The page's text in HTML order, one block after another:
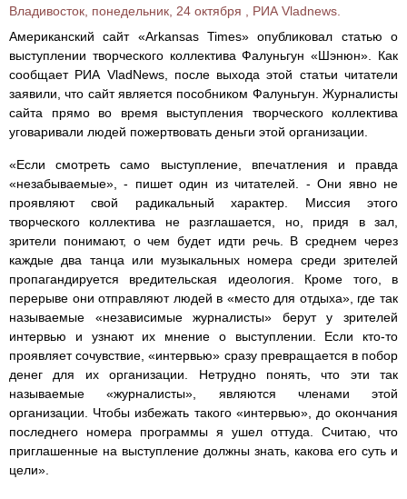
Владивосток, понедельник, 24 октября , РИА Vladnews.
Американский сайт «Arkansas Times» опубликовал статью о
выступлении творческого коллектива Фалуньгун «Шэнюн». Как
сообщает РИА VladNews, после выхода этой статьи читатели
заявили, что сайт является пособником Фалуньгун. Журналисты
сайта прямо во время выступления творческого коллектива
уговаривали людей пожертвовать деньги этой организации.
«Если смотреть само выступление, впечатления и правда
«незабываемые», - пишет один из читателей. - Они явно не
проявляют свой радикальный характер. Миссия этого
творческого коллектива не разглашается, но, придя в зал,
зрители понимают, о чем будет идти речь. В среднем через
каждые два танца или музыкальных номера среди зрителей
пропагандируется вредительская идеология. Кроме того, в
перерыве они отправляют людей в «место для отдыха», где так
называемые «независимые журналисты» берут у зрителей
интервью и узнают их мнение о выступлении. Если кто-то
проявляет сочувствие, «интервью» сразу превращается в побор
денег для их организации. Нетрудно понять, что эти так
называемые «журналисты», являются членами этой
организации. Чтобы избежать такого «интервью», до окончания
последнего номера программы я ушел оттуда. Считаю, что
приглашенные на выступление должны знать, какова его суть и
цели».